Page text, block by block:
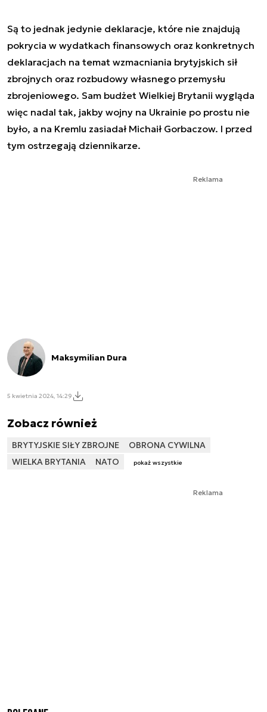
Są to jednak jedynie deklaracje, które nie znajdują
pokrycia w wydatkach finansowych oraz konkretnych
deklaracjach na temat wzmacniania brytyjskich sił
zbrojnych oraz rozbudowy własnego przemysłu
zbrojeniowego. Sam budżet Wielkiej Brytanii wygląda
więc nadal tak, jakby wojny na Ukrainie po prostu nie
było, a na Kremlu zasiadał Michaił Gorbaczow. I przed
tym ostrzegają dziennikarze.
Reklama
Maksymilian Dura
5 kwietnia 2024, 14:29
Zobacz również
BRYTYJSKIE SIŁY ZBROJNE
OBRONA CYWILNA
WIELKA BRYTANIA
NATO pokaż wszystkie
Reklama